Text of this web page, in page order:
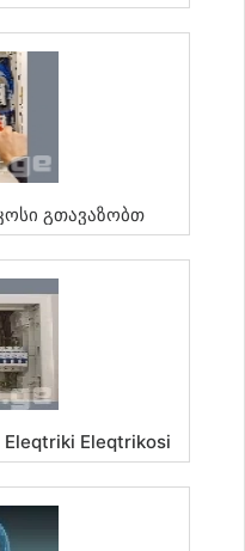
Გთავაზობთ
Eleqtrikosi